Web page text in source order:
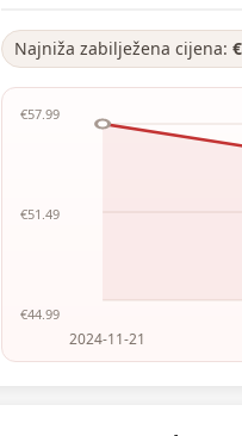
Najniža zabilježena cijena:
€57.99
€51.49
€44.99
2024-11-21